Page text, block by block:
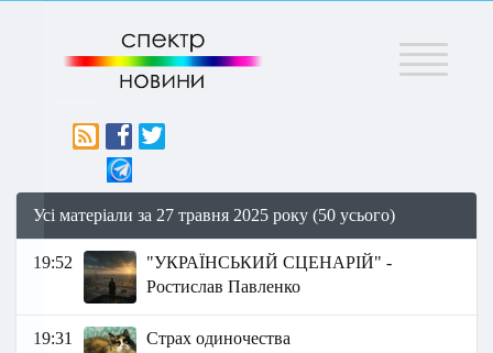
Меню
Усі матеріали за 27 травня 2025 року (50 усього)
19:52
"УКРАЇНСЬКИЙ СЦЕНАРІЙ" -
Ростислав Павленко
19:31 Страх одиночества